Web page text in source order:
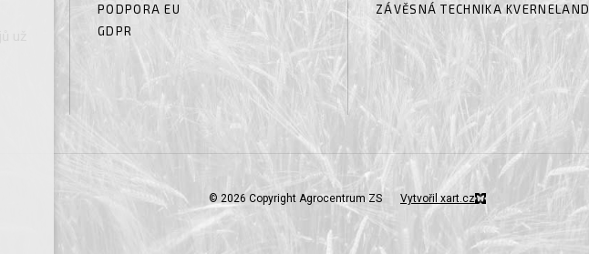
PODPORA EU
GDPR
ZÁVĚSNÁ TECHNIKA KVERNELAND
© 2026 Copyright Agrocentrum ZS Vytvořil xart.cz